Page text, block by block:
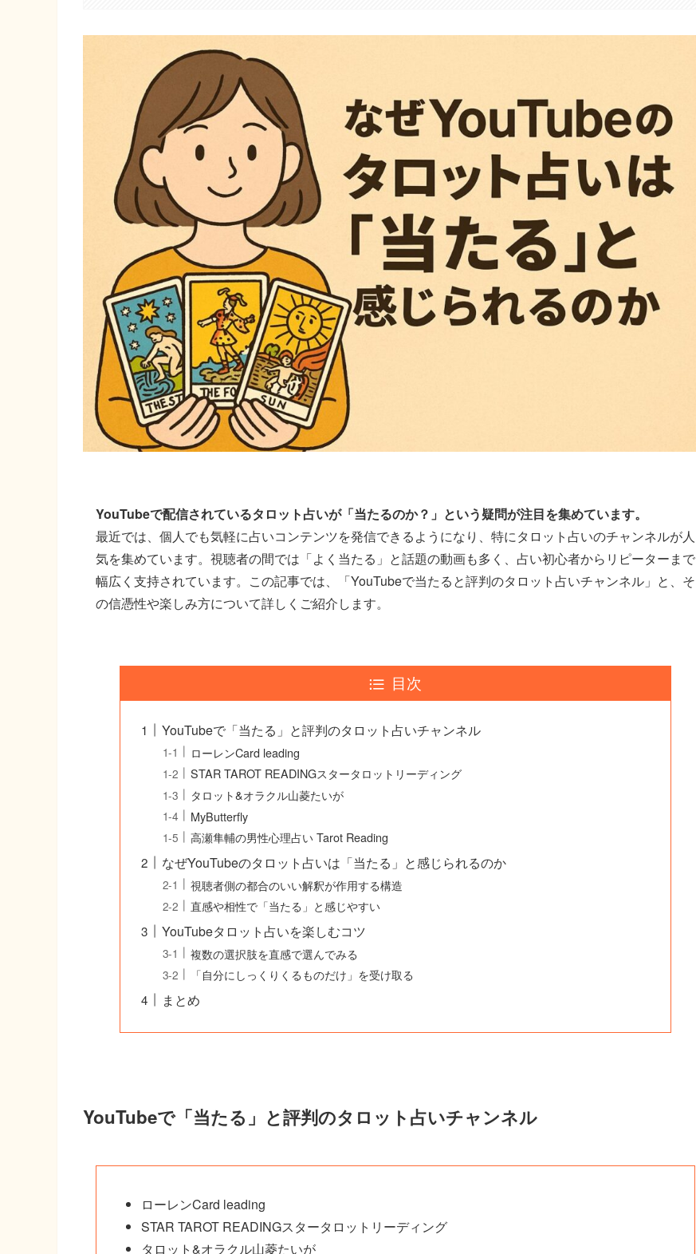
YouTubeで配信されているタロット占いが「当たるのか？」という疑問が注目を集めています。
最近では、個人でも気軽に占いコンテンツを発信できるようになり、特にタロット占いのチャンネルが人
気を集めています。視聴者の間では「よく当たる」と話題の動画も多く、占い初心者からリピーターまで
幅広く支持されています。この記事では、「YouTubeで当たると評判のタロット占いチャンネル」と、そ
の信憑性や楽しみ方について詳しくご紹介します。
目次
YouTubeで「当たる」と評判のタロット占いチャンネル
ローレンCard leading
STAR TAROT READINGスタータロットリーディング
タロット&オラクル山菱たいが
MyButterfly
高瀬隼輔の男性心理占い Tarot Reading
なぜYouTubeのタロット占いは「当たる」と感じられるのか
視聴者側の都合のいい解釈が作用する構造
直感や相性で「当たる」と感じやすい
YouTubeタロット占いを楽しむコツ
複数の選択肢を直感で選んでみる
「自分にしっくりくるものだけ」を受け取る
まとめ
YouTubeで「当たる」と評判のタロット占いチャンネル
ローレンCard leading
STAR TAROT READINGスタータロットリーディング
タロット&オラクル山菱たいが